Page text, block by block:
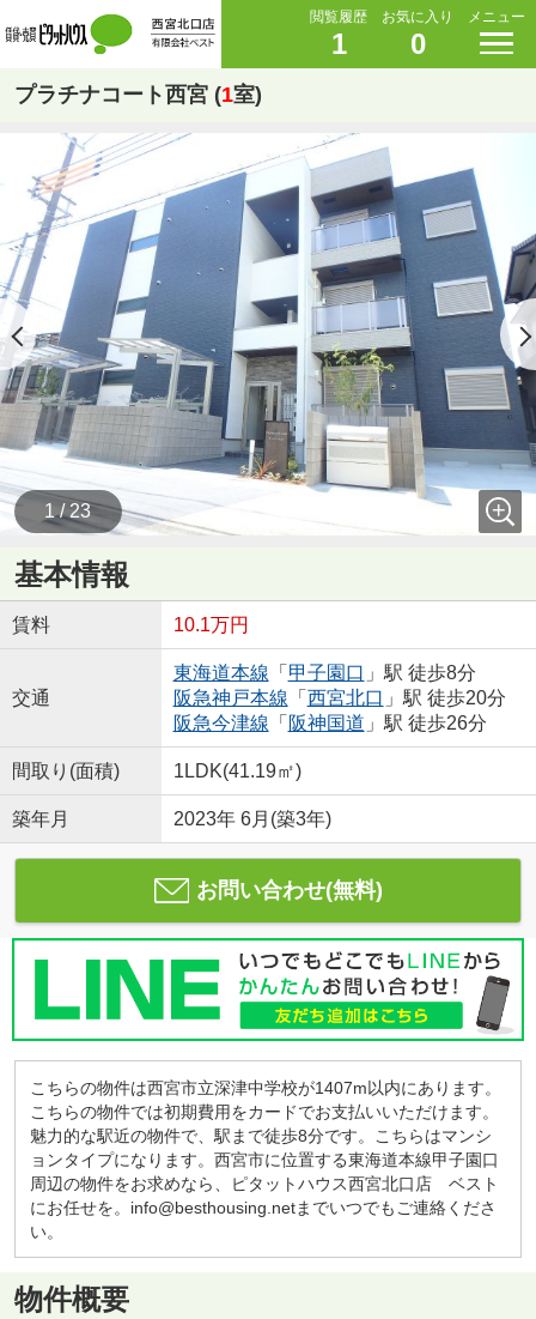
閲覧履歴
1
お気に入り
0
メニュー
プラチナコート西宮 (1室)
1 / 23
基本情報
賃料 10.1万円
交通
東海道本線 「 甲子園口 」駅 徒歩8分
阪急神戸本線 「 西宮北口 」駅 徒歩20分
阪急今津線 「 阪神国道 」駅 徒歩26分
間取り(面積) 1LDK(41.19㎡)
築年月 2023年 6月(築3年)
お問い合わせ(無料)
こちらの物件は西宮市立深津中学校が1407m以内にあります。
こちらの物件では初期費用をカードでお支払いいただけます。
魅力的な駅近の物件で、駅まで徒歩8分です。こちらはマンシ
ョンタイプになります。西宮市に位置する東海道本線甲子園口
周辺の物件をお求めなら、ピタットハウス西宮北口店 ベスト
にお任せを。info@besthousing.netまでいつでもご連絡くださ
い。
物件概要